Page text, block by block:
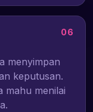
06
menyimpan
keputusan.
mahu menilai